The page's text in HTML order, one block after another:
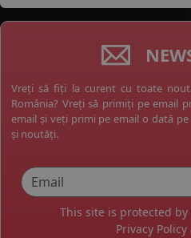
Vreți să fiți la curent cu toate
România? Vreți să primiți pe email
email și veți primi pe email o dată
și noutăți.
This site is protected by
Privacy Policy